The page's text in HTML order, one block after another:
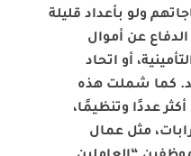
ولو بأعداد قليلة
عن أموال
أو اتحاد
كما شملت هذه
عددًا وتنظيمًا،
مثل عمال